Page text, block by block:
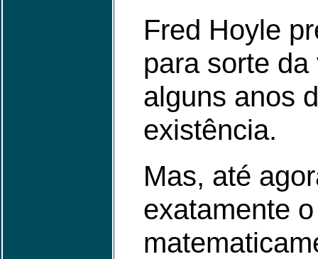
Fred Hoyle
para sorte
alguns anos
existência.
Mas, até
exatamente